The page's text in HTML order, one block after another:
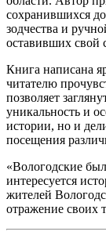
сохранившихся
зодчества и
оставивших свой
Книга написана
читателю
позволяет
уникальность и
истории, но и
посещения
«Вологодские
интересуется
жителей
отражение своих